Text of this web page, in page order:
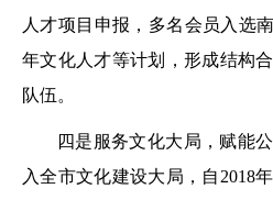
人才项目申报，多名会员入选
年文化人才等计划，形成结构
队伍。
四是服务文化大局，赋能
入全市文化建设大局，自2018